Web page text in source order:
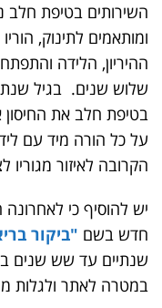
השירותים בטיפת חלב
ומותאמים לתינוק,
ההיריון, הלידה
שלוש שנים. בגיל
בטיפת חלב את החיסון
על כל הורה מיד עם
הקרובה לאיזור
יש להוסיף כי
חדש בשם "ביקור
שנתיים עד שש שנים
במטרה לאתר ולגלות